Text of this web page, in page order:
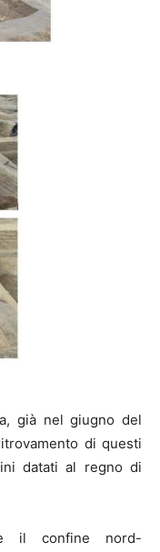
già nel giugno del
di questi
datati al regno di
il confine nord-